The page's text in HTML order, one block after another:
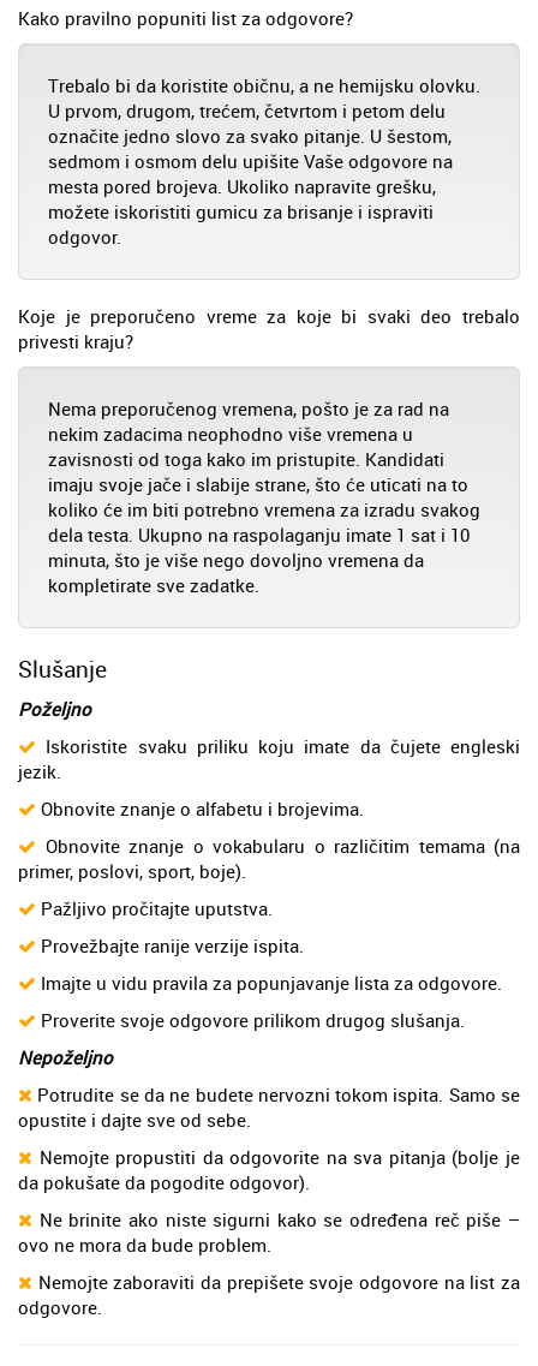
Kako pravilno popuniti list za odgovore?
Trebalo bi da koristite običnu, a ne hemijsku olovku.
U prvom, drugom, trećem, četvrtom i petom delu
označite jedno slovo za svako pitanje. U šestom,
sedmom i osmom delu upišite Vaše odgovore na
mesta pored brojeva. Ukoliko napravite grešku,
možete iskoristiti gumicu za brisanje i ispraviti
odgovor.
Koje je preporučeno vreme za koje bi svaki deo trebalo
privesti kraju?
Nema preporučenog vremena, pošto je za rad na
nekim zadacima neophodno više vremena u
zavisnosti od toga kako im pristupite. Kandidati
imaju svoje jače i slabije strane, što će uticati na to
koliko će im biti potrebno vremena za izradu svakog
dela testa. Ukupno na raspolaganju imate 1 sat i 10
minuta, što je više nego dovoljno vremena da
kompletirate sve zadatke.
Slušanje
Poželjno
Iskoristite svaku priliku koju imate da čujete engleski
jezik.
Obnovite znanje o alfabetu i brojevima.
Obnovite znanje o vokabularu o različitim temama (na
primer, poslovi, sport, boje).
Pažljivo pročitajte uputstva.
Provežbajte ranije verzije ispita.
Imajte u vidu pravila za popunjavanje lista za odgovore.
Proverite svoje odgovore prilikom drugog slušanja.
Nepoželjno
Potrudite se da ne budete nervozni tokom ispita. Samo se
opustite i dajte sve od sebe.
Nemojte propustiti da odgovorite na sva pitanja (bolje je
da pokušate da pogodite odgovor).
Ne brinite ako niste sigurni kako se određena reč piše –
ovo ne mora da bude problem.
Nemojte zaboraviti da prepišete svoje odgovore na list za
odgovore.